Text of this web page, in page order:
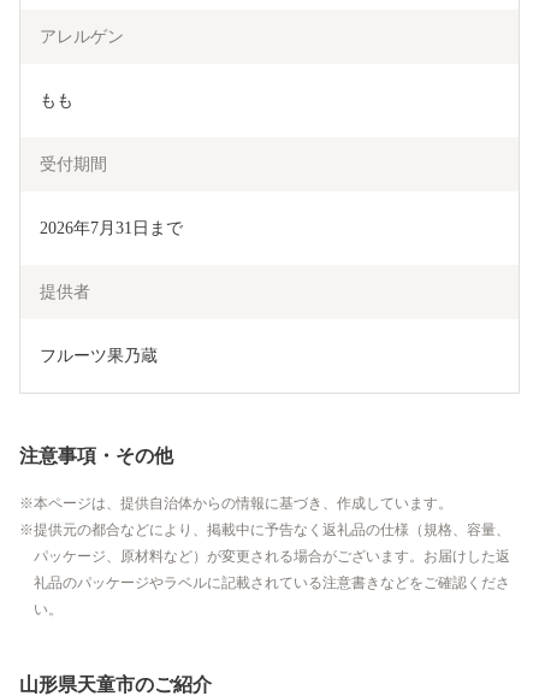
アレルゲン
もも
受付期間
2026年7月31日まで
提供者
フルーツ果乃蔵
注意事項・その他
本ページは、提供自治体からの情報に基づき、作成しています。
提供元の都合などにより、掲載中に予告なく返礼品の仕様（規格、容量、
パッケージ、原材料など）が変更される場合がございます。お届けした返
礼品のパッケージやラベルに記載されている注意書きなどをご確認くださ
い。
山形県天童市のご紹介